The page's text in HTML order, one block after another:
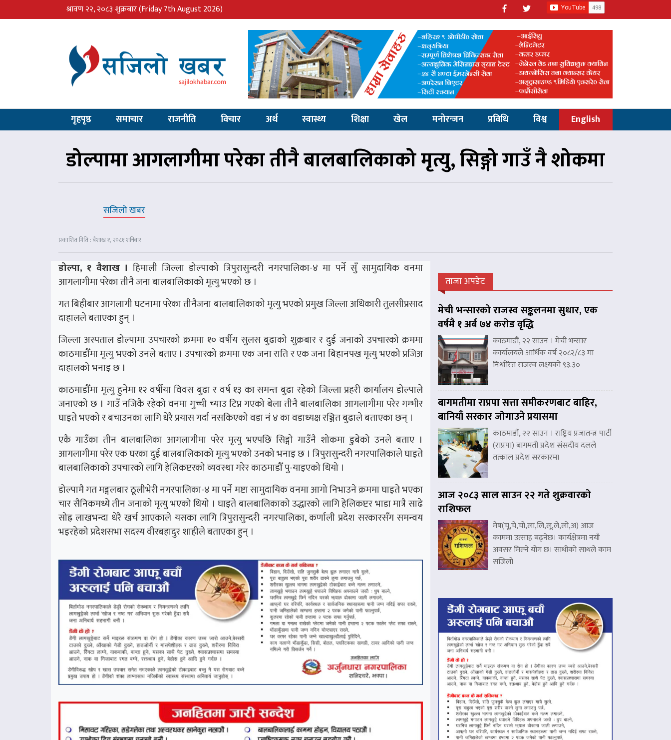
श्रावण २२, २०८३ शुक्रबार(Friday 7th August 2026)
गृहपृष्ठ समाचार राजनीति विचार अर्थ स्वास्थ्य शिक्षा खेल मनोरन्जन प्रविधि विश्व English
डोल्पामा आगलागीमा परेका तीनै बालबालिकाको मृत्यु, सिङ्गो गाउँ नै शोकमा
सजिलो खबर
प्रकाशित मिति : बैशाख १, २०८१ शनिबार
डोल्पा, १ वैशाख । हिमाली जिल्ला डोल्पाको त्रिपुरासुन्दरी नगरपालिका-४ मा पर्ने सुँ सामुदायिक वनमा
आगलागीमा परेका तीनै जना बालबालिकाको मृत्यु भएको छ ।
गत बिहीबार आगलागी घटनामा परेका तीनैजना बालबालिकाको मृत्यु भएको प्रमुख जिल्ला अधिकारी तुलसीप्रसाद
दाहालले बताएका हुन् ।
जिल्ला अस्पताल डोल्पामा उपचारको क्रममा १० वर्षीय सुलस बुढाको शुक्रबार र दुई जनाको उपचारको क्रममा
काठमाडौँमा मृत्यु भएको उनले बताए । उपचारको क्रममा एक जना राति र एक जना बिहानपख मृत्यु भएको प्रजिअ
दाहालको भनाइ छ ।
काठमाडौँमा मृत्यु हुनेमा १२ वर्षीया विवस बुढा र वर्ष १३ का समन्त बुढा रहेको जिल्ला प्रहरी कार्यालय डोल्पाले
जनाएको छ । गाउँ नजिकै रहेको वनमा गुच्ची च्याउ टिप्न गएको बेला तीनै बालबालिका आगलागीमा परेर गम्भीर
घाइते भएको र बचाउनका लागि धेरै प्रयास गर्दा नसकिएको वडा नं ४ का वडाध्यक्ष रञ्जित बुढाले बताएका छन् ।
एकै गाउँका तीन बालबालिका आगलागीमा परेर मृत्यु भएपछि सिङ्गो गाउँनै शोकमा डुबेको उनले बताए ।
आगलागीमा परेर एक घरका दुई बालबालिकाको मृत्यु भएको उनको भनाइ छ । त्रिपुरासुन्दरी नगरपालिकाले घाइते
बालबालिकाको उपचारको लागि हेलिकप्टरको व्यवस्था गरेर काठमाडौँ पु-याइएको थियो ।
डोल्पामै गत मङ्गलबार ठूलीभेरी नगरपालिका-४ मा पर्ने मष्टा सामुदायिक वनमा आगो निभाउने क्रममा घाइते भएका
चार सैनिकमध्ये तीन जनाको मृत्यु भएको थियो । घाइते बालबालिकाको उद्धारको लागि हेलिकप्टर भाडा मात्रै साढे
सोह्र लाखभन्दा धेरै खर्च आएकाले यसका लागि त्रिपुरासुन्दरी नगरपालिका, कर्णाली प्रदेश सरकारसँग समन्वय
भइरहेको प्रदेशसभा सदस्य वीरबहादुर शाहीले बताएका हुन् ।
ताजा अपडेट
मेची भन्सारको राजस्व सङ्कलनमा सुधार, एक
वर्षमै १ अर्ब ७४ करोड वृद्धि
काठमाडौं, २२ साउन । मेची भन्सार
कार्यालयले आर्थिक वर्ष २०८२/८३ मा
निर्धारित राजस्व लक्ष्यको ९३.३०
बागमतीमा राप्रपा सत्ता समीकरणबाट बाहिर,
बानियाँ सरकार जोगाउने प्रयासमा
काठमाडौं, २२ साउन । राष्ट्रिय प्रजातन्त्र पार्टी
(राप्रपा) बागमती प्रदेश संसदीय दलले
तत्काल प्रदेश सरकारमा
आज २०८३ साल साउन २२ गते शुक्रवारको
राशिफल
मेष(चू,चे,चो,ला,लि,लू,ले,लो,अ) आज
काममा उत्साह बढ्नेछ। कार्यक्षेत्रमा नयाँ
अवसर मिल्ने योग छ। साथीको साथले काम
सजिलो